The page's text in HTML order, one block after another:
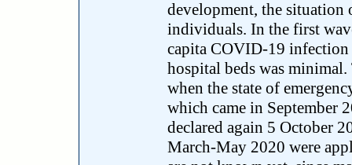
development, the situation
individuals. In the first
capita COVID-19 infection
hospital beds was
when the state of
which came in September
declared again 5 October
March-May 2020 were